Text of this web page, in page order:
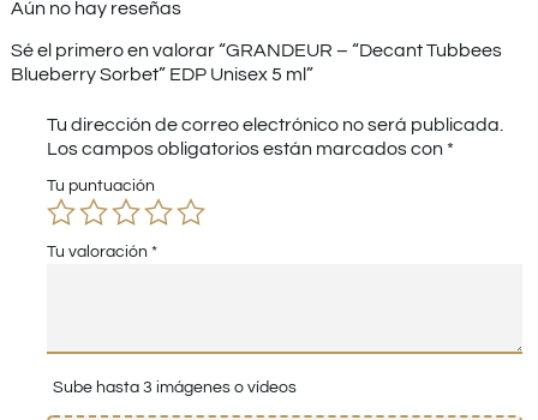
Aún no hay reseñas
Sé el primero en valorar “GRANDEUR – “Decant Tubbees
Blueberry Sorbet” EDP Unisex 5 ml”
Tu dirección de correo electrónico no será publicada.
Los campos obligatorios están marcados con *
Tu puntuación
Tu valoración *
Sube hasta 3 imágenes o vídeos